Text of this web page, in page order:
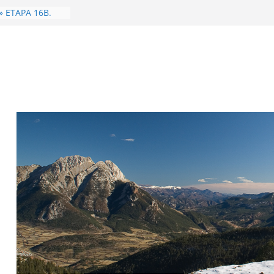
2026. Dones
l’Àliga) 1315m
Sant
Coll de
– Camprodon